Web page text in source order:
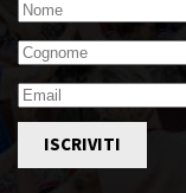
ISCRIVITI